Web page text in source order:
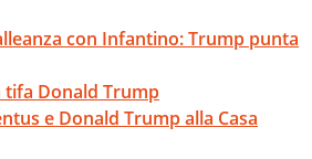
con Infantino: Trump punta
tifa Donald Trump
e Donald Trump alla Casa